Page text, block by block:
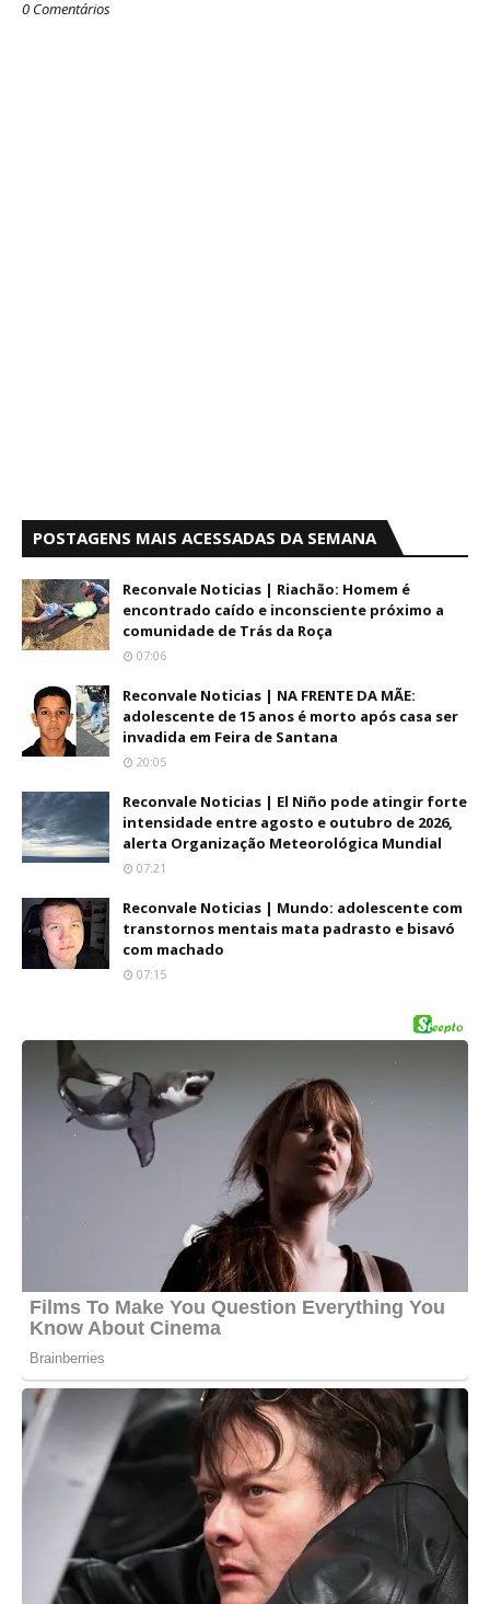
0 Comentários
POSTAGENS MAIS ACESSADAS DA SEMANA
Reconvale Noticias | Riachão: Homem é
encontrado caído e inconsciente próximo a
comunidade de Trás da Roça
07:06
Reconvale Noticias | NA FRENTE DA MÃE:
adolescente de 15 anos é morto após casa ser
invadida em Feira de Santana
20:05
Reconvale Noticias | El Niño pode atingir forte
intensidade entre agosto e outubro de 2026,
alerta Organização Meteorológica Mundial
07:21
Reconvale Noticias | Mundo: adolescente com
transtornos mentais mata padrasto e bisavó
com machado
07:15